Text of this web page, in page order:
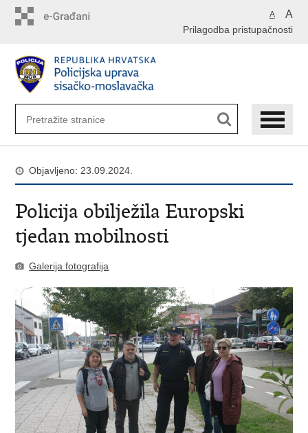
A A
Prilagodba pristupačnosti
Objavljeno: 23.09.2024.
Policija obilježila Europski
tjedan mobilnosti
Galerija fotografija